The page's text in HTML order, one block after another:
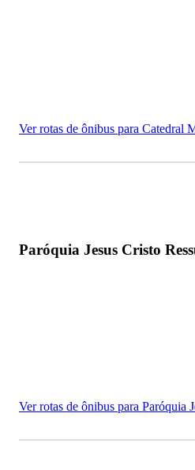
Ver rotas de ônibus para Catedral
Paróquia Jesus Cristo
Ver rotas de ônibus para Paróquia